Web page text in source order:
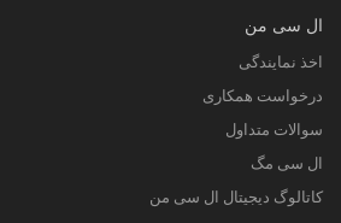
ال سی من
اخذ نمایندگی
درخواست همکاری
سوالات متداول
ال سی مگ
کاتالوگ دیجیتال ال سی من